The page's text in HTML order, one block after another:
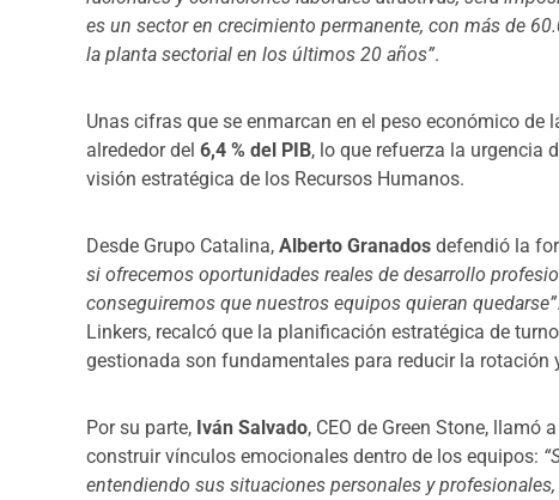
es un sector en crecimiento permanente, con más de
la planta sectorial en los últimos 20 años”.
Unas cifras que se enmarcan en el peso económico de
alrededor del 6,4 % del PIB, lo que refuerza la urgencia
visión estratégica de los Recursos Humanos.
Desde Grupo Catalina, Alberto Granados defendió la
si ofrecemos oportunidades reales de desarrollo
conseguiremos que nuestros equipos quieran quedarse”.
Linkers, recalcó que la planificación estratégica de
gestionada son fundamentales para reducir la rotación
Por su parte, Iván Salvado, CEO de Green Stone,
construir vínculos emocionales dentro de los equipos:
entendiendo sus situaciones personales y